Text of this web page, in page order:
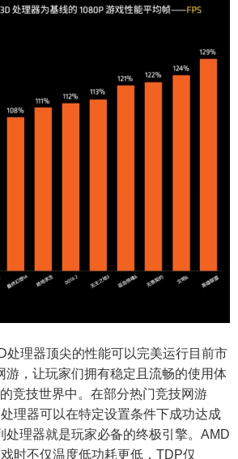
处理器顶尖的性能可以完美运行目前市
游，让玩家们拥有稳定且流畅的使用体
竞技世界中。在部分热门竞技网游
理器可以在特定设置条件下成功达成
处理器就是玩家必备的终极引擎。AMD
时不仅温度低功耗更低，TDP仅